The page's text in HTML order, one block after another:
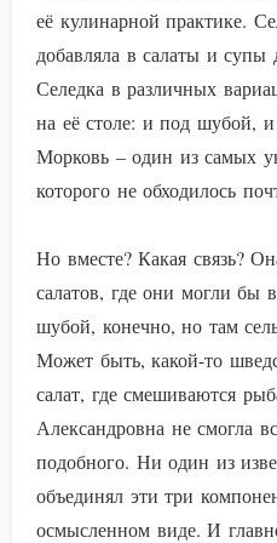
её кулинарной практике.
добавляла в салаты и супы
Селедка в различных
на её столе: и под шубой,
Морковь – один из самых
которого не обходилось
Но вместе? Какая связь?
салатов, где они могли бы
шубой, конечно, но там
Может быть, какой-то
салат, где смешиваются
Александровна не смогла
подобного. Ни один из
объединял эти три
осмысленном виде. И